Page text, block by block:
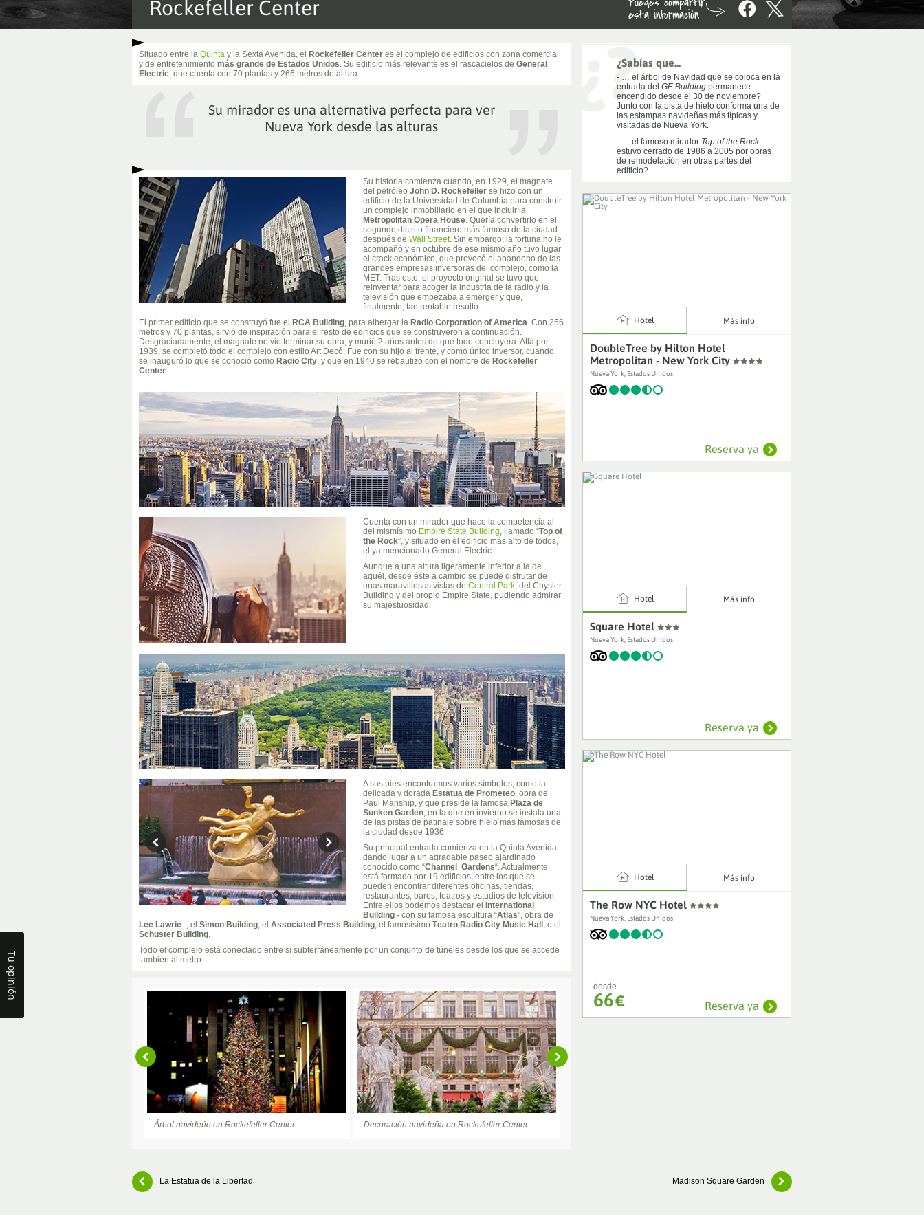
Rockefeller Center esta información
Situado entre la Quinta y la Sexta Avenida, el Rockefeller Center es el complejo de edificios con zona comercial
y de entretenimiento más grande de Estados Unidos. Su edificio más relevante es el rascacielos de General
Electric, que cuenta con 70 plantas y 266 metros de altura.
Su mirador es una alternativa perfecta para ver
Nueva York desde las alturas
Su historia comienza cuando, en 1929, el magnate
del petróleo John D. Rockefeller se hizo con un
edificio de la Universidad de Columbia para construir
un complejo inmobiliario en el que incluir la
Metropolitan Opera House. Quería convertirlo en el
segundo distrito financiero más famoso de la ciudad
después de Wall Street. Sin embargo, la fortuna no le
acompañó y en octubre de ese mismo año tuvo lugar
el crack económico, que provocó el abandono de las
grandes empresas inversoras del complejo, como la
MET. Tras esto, el proyecto original se tuvo que
reinventar para acoger la industria de la radio y la
televisión que empezaba a emerger y que,
finalmente, tan rentable resultó.
El primer edificio que se construyó fue el
RCA Building, para albergar la Radio Corporation of America. Con 256
metros y 70 plantas, sirvió de inspiración para el resto de edificios que se construyeron a continuación.
Desgraciadamente, el magnate no vio terminar su obra, y murió 2 años antes de que todo concluyera. Allá por
1939, se completó todo el complejo con estilo Art Decó. Fue con su hijo al frente, y como único inversor, cuando
se inauguró lo que se conoció como Radio City, y que en 1940 se rebautizó con el nombre de Rockefeller
Center.
Cuenta con un mirador que hace la competencia al
del mismísimo Empire State Building, llamado “Top of
the Rock”, y situado en el edificio más alto de todos,
el ya mencionado General Electric.
Aunque a una altura ligeramente inferior a la de
aquél, desde éste a cambio se puede disfrutar de
unas maravillosas vistas de Central Park, del Chysler
Building y del propio Empire State, pudiendo admirar
su majestuosidad.
A sus pies encontramos varios símbolos, como la
delicada y dorada Estatua de Prometeo, obra de
Paul Manship, y que preside la famosa Plaza de
Sunken Garden, en la que en invierno se instala una
de las pistas de patinaje sobre hielo más famosas de
la ciudad desde 1936.
Su principal entrada comienza en la Quinta Avenida,
dando lugar a un agradable paseo ajardinado
conocido como “Channel Gardens“. Actualmente
está formado por 19 edificios, entre los que se
pueden encontrar diferentes oficinas, tiendas,
restaurantes, bares, teatros y estudios de televisión.
Entre ellos podemos destacar el
International
Building - con su famosa escultura “Atlas”, obra de
Lee Lawrie -, el Simon Building, el Associated Press Building, el famosísimo Teatro Radio City Music Hall , o el
Schuster Building.
Todo el complejo está conectado entre sí subterráneamente por un conjunto de túneles desde los que se accede
también al metro.
Árbol navideño en Rockefeller Center Decoración navideña en Rockefeller Center
¿Sabías que...
- … el árbol de Navidad que se coloca en la
entrada del GE Buildingpermanece
encendido desde el 30 de noviembre?
Junto con la pista de hielo conforma una de
las estampas navideñas más típicas y
visitadas de Nueva York.
- … el famoso mirador Top of the Rock
estuvo cerrado de 1986 a 2005 por obras
de remodelación en otras partes del
edificio?
4 Hotel Más info
DoubleTree by Hilton Hotel
Metropolitan - New York City
Nueva York, Estados Unidos
Reserva ya
4 Hotel Más info
Square Hotel
Nueva York, Estados Unidos
Reserva ya
4 Hotel Más info
The Row NYC Hotel
Nueva York, Estados Unidos
desde
66€ Reserva ya
La Estatua de la Libertad Madison Square Garden
Tu opinión